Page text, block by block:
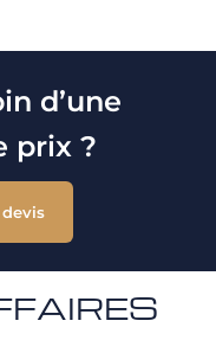
d’une
prix ?